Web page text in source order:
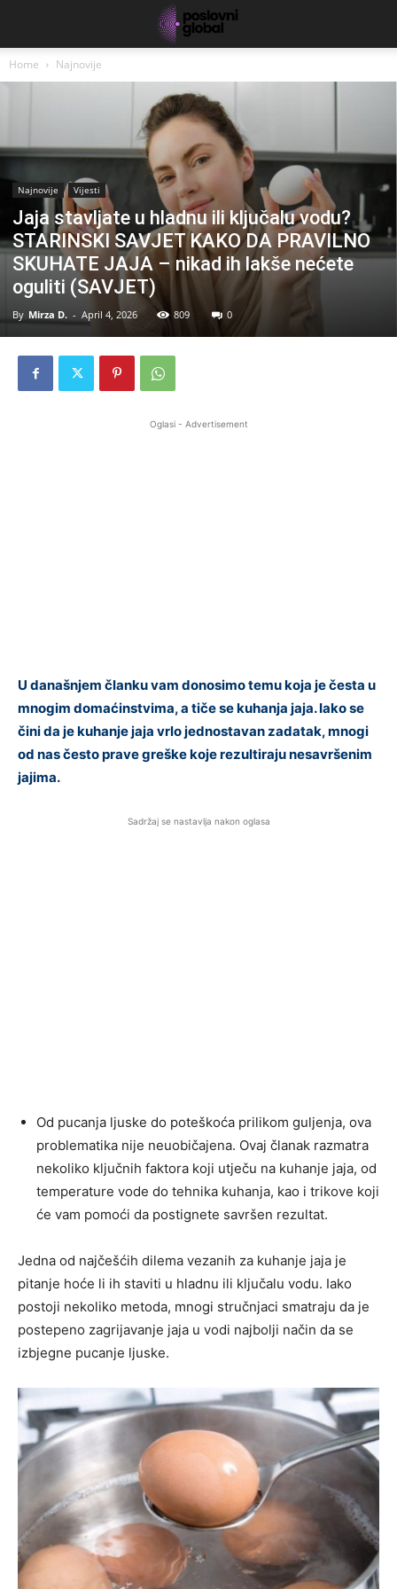
Home Najnovije
Najnovije Vijesti
Jaja stavljate u hladnu ili ključalu vodu?
STARINSKI SAVJET KAKO DA PRAVILNO
SKUHATE JAJA – nikad ih lakše nećete
oguliti (SAVJET)
By Mirza D. - April 4, 2026 809 0
Oglasi - Advertisement
U današnjem članku vam donosimo temu koja je česta u
mnogim domaćinstvima, a tiče se kuhanja jaja. Iako se
čini da je kuhanje jaja vrlo jednostavan zadatak, mnogi
od nas često prave greške koje rezultiraju nesavršenim
jajima.
Sadržaj se nastavlja nakon oglasa
Od pucanja ljuske do poteškoća prilikom guljenja, ova
problematika nije neuobičajena. Ovaj članak razmatra
nekoliko ključnih faktora koji utječu na kuhanje jaja, od
temperature vode do tehnika kuhanja, kao i trikove koji
će vam pomoći da postignete savršen rezultat.
Jedna od najčešćih dilema vezanih za kuhanje jaja je
pitanje hoće li ih staviti u hladnu ili ključalu vodu. Iako
postoji nekoliko metoda, mnogi stručnjaci smatraju da je
postepeno zagrijavanje jaja u vodi najbolji način da se
izbjegne pucanje ljuske.